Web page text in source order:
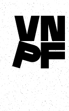
Terug naar